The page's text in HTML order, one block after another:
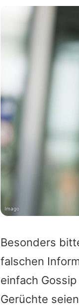
Besonders
falschen
einfach
Gerüchte
Imago